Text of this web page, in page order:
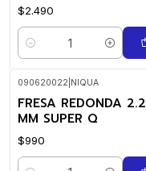
$2.490
Cantidad
090620022 NIQUA
FRESA REDONDA 2.2
MM SUPER Q
$990